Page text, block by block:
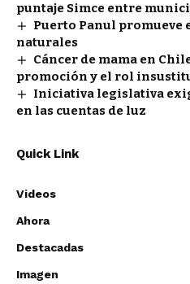
puntaje Simce entre
Puerto Panul promueve
naturales
Cáncer de mama en
promoción y el rol
Iniciativa legislativa
en las cuentas de luz
Quick Link
Videos
Ahora
Destacadas
Imagen